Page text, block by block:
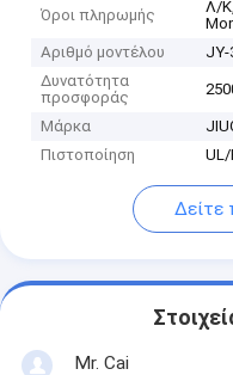
Όροι πληρωμής
Λ/
Αριθμό μοντέλου
JY-
Δυνατότητα
προσφοράς
Μάρκα
Πιστοποίηση
Δείτε
Mr. Cai